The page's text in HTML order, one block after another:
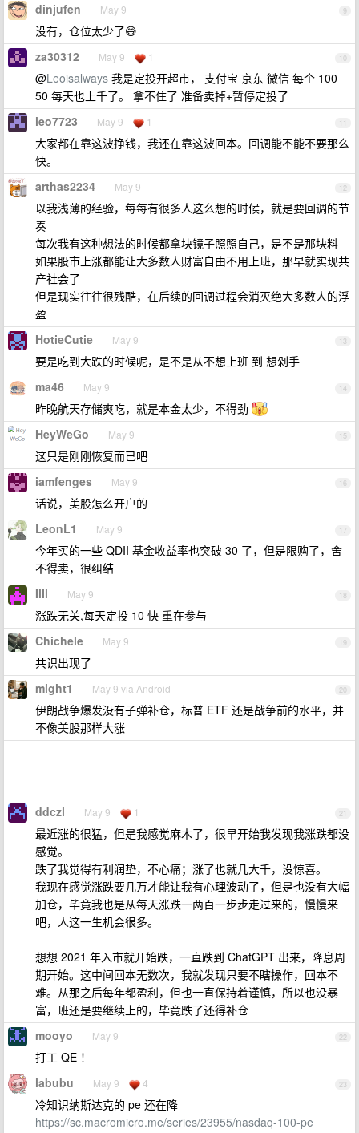
9
dinjufen May 9
没有，仓位太少了😅
10
za30312 May 9 1
@Leoisalways 我是定投开超市， 支付宝 京东 微信 每个 100
50 每天也上千了。 拿不住了 准备卖掉+暂停定投了
11
leo7723 May 9 1
大家都在靠这波挣钱，我还在靠这波回本。回调能不能不要那么
快。
12
arthas2234 May 9
以我浅薄的经验，每每有很多人这么想的时候，就是要回调的节
奏
每次我有这种想法的时候都拿块镜子照照自己，是不是那块料
如果股市上涨都能让大多数人财富自由不用上班，那早就实现共
产社会了
但是现实往往很残酷，在后续的回调过程会消灭绝大多数人的浮
盈
13
HotieCutie May 9
要是吃到大跌的时候呢，是不是从不想上班 到 想剁手
14
ma46 May 9
昨晚航天存储爽吃，就是本金太少，不得劲
15
HeyWeGo May 9
这只是刚刚恢复而已吧
16
iamfenges May 9
话说，美股怎么开户的
17
LeonL1 May 9
今年买的一些 QDII 基金收益率也突破 30 了，但是限购了，舍
不得卖，很纠结
18
IlIl May 9
涨跌无关,每天定投 10 快 重在参与
19
Chichele May 9
共识出现了
20
might1 May 9 via Android
伊朗战争爆发没有子弹补仓，标普 ETF 还是战争前的水平，并
不像美股那样大涨
21
ddczl May 9 1
最近涨的很猛，但是我感觉麻木了，很早开始我发现我涨跌都没
感觉。
跌了我觉得有利润垫，不心痛；涨了也就几大千，没惊喜。
我现在感觉涨跌要几万才能让我有心理波动了，但是也没有大幅
加仓，毕竟我也是从每天涨跌一两百一步步走过来的，慢慢来
吧，人这一生机会很多。
想想 2021 年入市就开始跌，一直跌到 ChatGPT 出来，降息周
期开始。这中间回本无数次，我就发现只要不瞎操作，回本不
难。从那之后每年都盈利，但也一直保持着谨慎，所以也没暴
富，班还是要继续上的，毕竟跌了还得补仓
22
mooyo May 9
打工 QE ！
23
labubu May 9 4
冷知识纳斯达克的 pe 还在降
https://sc.macromicro.me/series/23955/nasdaq-100-pe